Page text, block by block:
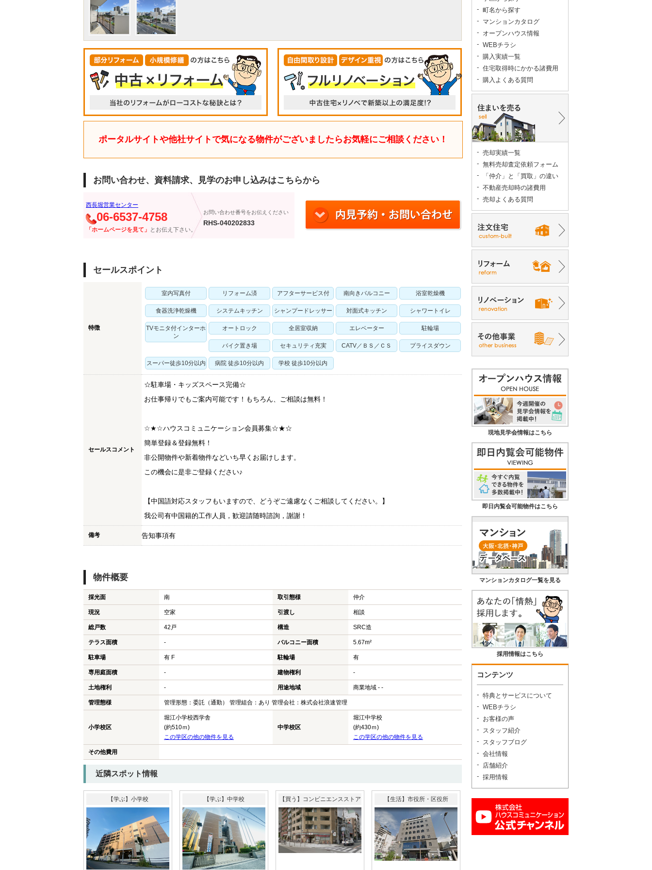
ポータルサイトや他社サイトで気になる物件がございましたらお気軽にご相談ください！
お問い合わせ、資料請求、見学のお申し込みはこちらから
西長堀営業センター
06-6537-4758
「ホームページを見て」 とお伝え下さい。
お問い合わせ番号をお伝えください
RHS-040202833
セールスポイント
特徴
室内写真付 リフォーム済 アフターサービス付 南向きバルコニー 浴室乾燥機
食器洗浄乾燥機 システムキッチン シャンプードレッサー 対面式キッチン シャワートイレ
TVモニタ付インターホ
ン
オートロック 全居室収納 エレベーター 駐輪場
バイク置き場 セキュリティ充実 CATV／ＢＳ／ＣＳ プライスダウン
スーパー徒歩10分以内 病院 徒歩10分以内 学校 徒歩10分以内
セールスコメント
☆駐車場・キッズスペース完備☆
お仕事帰りでもご案内可能です！もちろん、ご相談は無料！
☆★☆ハウスコミュニケーション会員募集☆★☆
簡単登録＆登録無料！
非公開物件や新着物件などいち早くお届けします。
この機会に是非ご登録ください♪
【中国語対応スタッフもいますので、どうぞご遠慮なくご相談してください。】
我公司有中国籍的工作人員，歓迎請随時諮詢，謝謝！
備考 告知事項有
物件概要
採光面 南 取引態様 仲介
現況 空家 引渡し 相談
総戸数 42戸 構造 SRC造
テラス面積 - バルコニー面積 5.67m²
駐車場 有 F 駐輪場 有
専用庭面積 - 建物権利 -
土地権利 - 用途地域 商業地域 - -
管理態様 管理形態：委託（通勤） 管理組合：あり 管理会社：株式会社浪速管理
小学校区
堀江小学校西学舎
(約510ｍ)
この学区の他の物件を見る
中学校区
堀江中学校
(約430ｍ)
この学区の他の物件を見る
その他費用
近隣スポット情報
【学ぶ】小学校 【学ぶ】中学校 【買う】コンビニエンスストア 【生活】市役所・区役所
町名から探す
マンションカタログ
オープンハウス情報
WEBチラシ
購入実績一覧
住宅取得時にかかる諸費用
購入よくある質問
売却実績一覧
無料売却査定依頼フォーム
「仲介」と「買取」の違い
不動産売却時の諸費用
売却よくある質問
現地見学会情報はこちら
即日内覧会可能物件はこちら
マンションカタログ一覧を見る
採用情報はこちら
コンテンツ
特典とサービスについて
WEBチラシ
お客様の声
スタッフ紹介
スタッフブログ
会社情報
店舗紹介
採用情報